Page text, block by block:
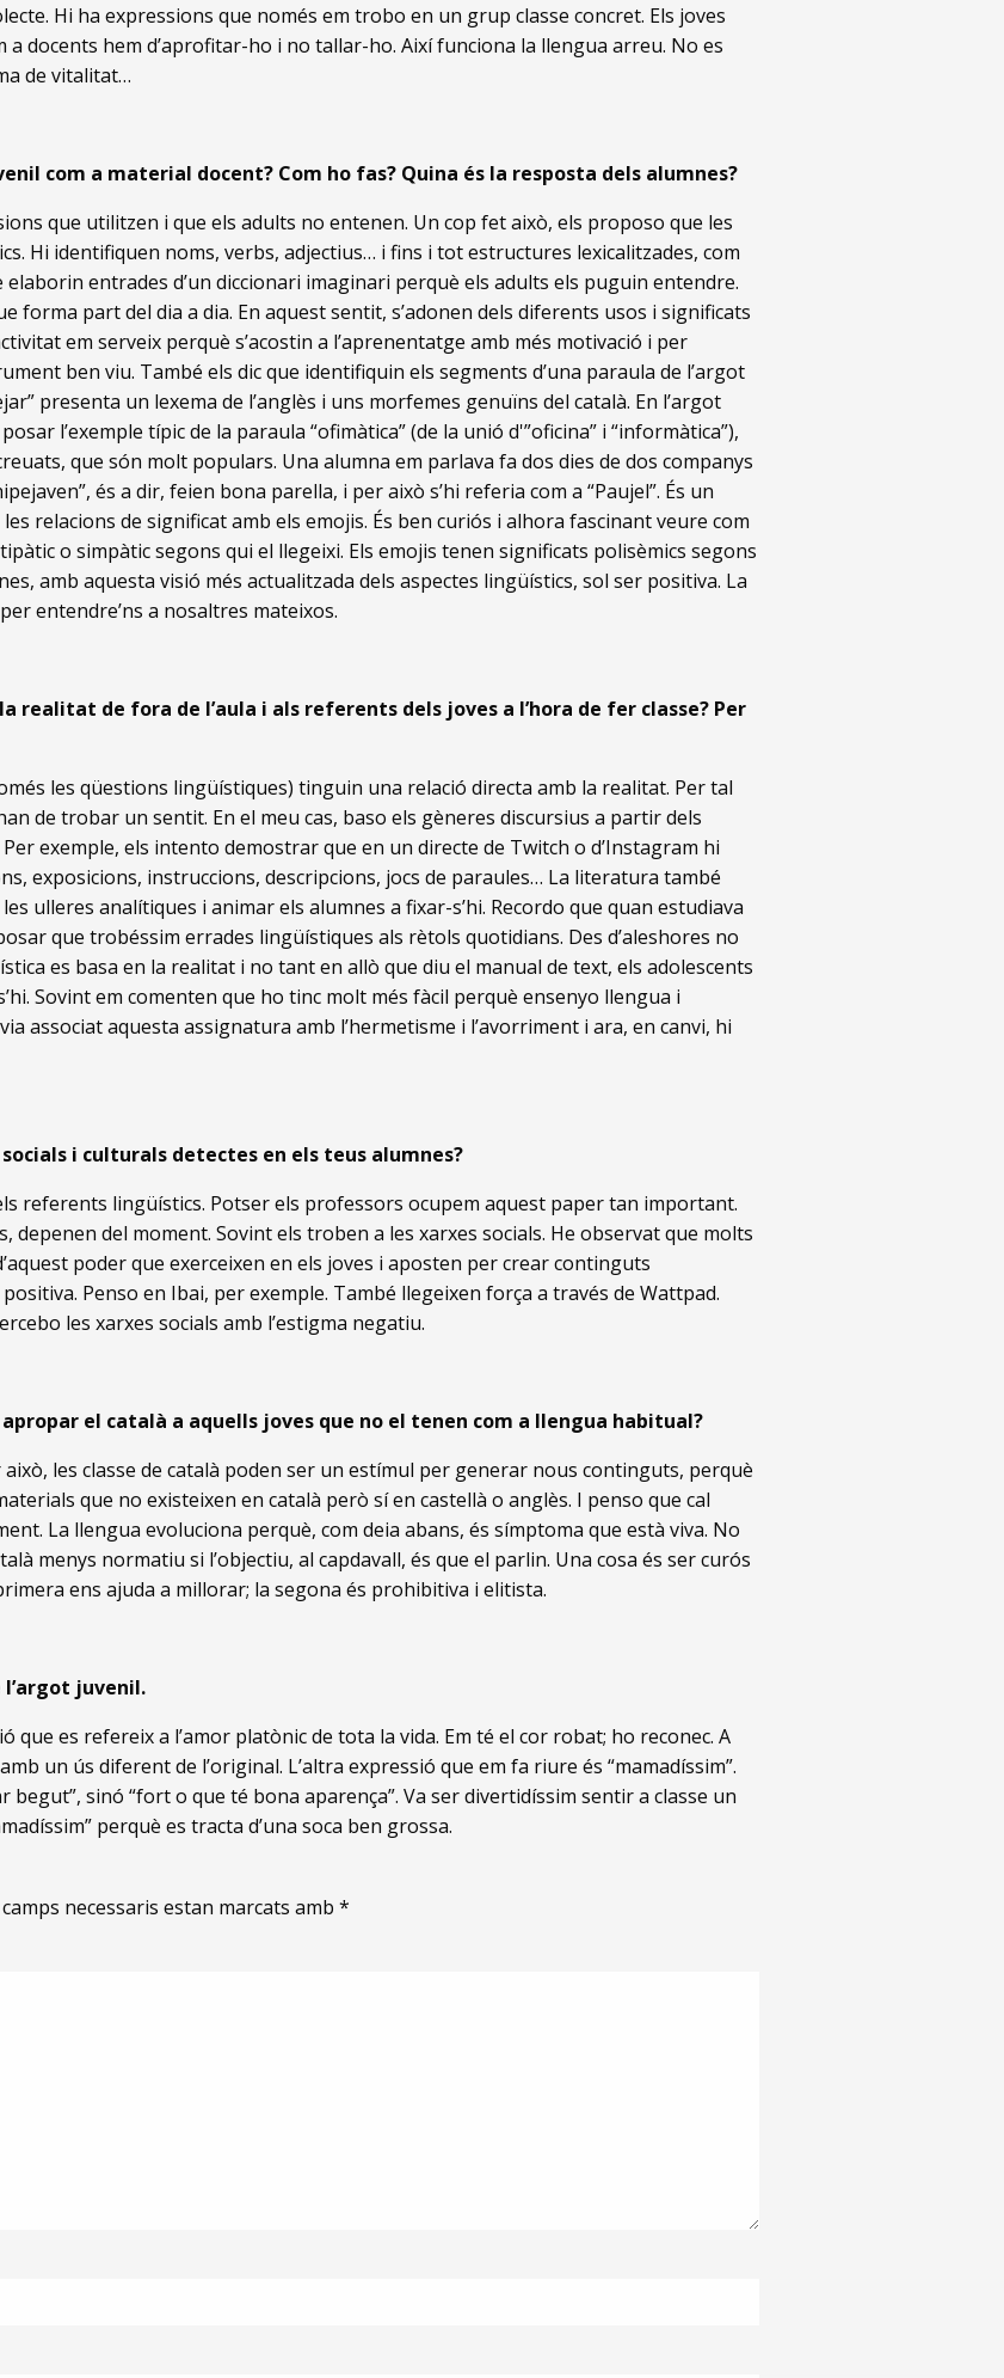
Hi ha expressions que només em trobo en un grup classe concret. Els joves
docents hem d’aprofitar-ho i no tallar-ho. Així funciona la llengua arreu. No es
de vitalitat…
com a material docent? Com ho fas? Quina és la resposta dels alumnes?
que utilitzen i que els adults no entenen. Un cop fet això, els proposo que les
Hi identifiquen noms, verbs, adjectius… i fins i tot estructures lexicalitzades, com
elaborin entrades d’un diccionari imaginari perquè els adults els puguin entendre.
forma part del dia a dia. En aquest sentit, s’adonen dels diferents usos i significats
em serveix perquè s’acostin a l’aprenentatge amb més motivació i per
ben viu. També els dic que identifiquin els segments d’una paraula de l’argot
presenta un lexema de l’anglès i uns morfemes genuïns del català. En l’argot
l’exemple típic de la paraula “ofimàtica” (de la unió d'”oficina” i “informàtica”),
que són molt populars. Una alumna em parlava fa dos dies de dos companys
és a dir, feien bona parella, i per això s’hi referia com a “Paujel”. És un
relacions de significat amb els emojis. És ben curiós i alhora fascinant veure com
o simpàtic segons qui el llegeixi. Els emojis tenen significats polisèmics segons
amb aquesta visió més actualitzada dels aspectes lingüístics, sol ser positiva. La
entendre’ns a nosaltres mateixos.
realitat de fora de l’aula i als referents dels joves a l’hora de fer classe? Per
les qüestions lingüístiques) tinguin una relació directa amb la realitat. Per tal
de trobar un sentit. En el meu cas, baso els gèneres discursius a partir dels
exemple, els intento demostrar que en un directe de Twitch o d’Instagram hi
exposicions, instruccions, descripcions, jocs de paraules… La literatura també
ulleres analítiques i animar els alumnes a fixar-s’hi. Recordo que quan estudiava
que trobéssim errades lingüístiques als rètols quotidians. Des d’aleshores no
es basa en la realitat i no tant en allò que diu el manual de text, els adolescents
Sovint em comenten que ho tinc molt més fàcil perquè ensenyo llengua i
associat aquesta assignatura amb l’hermetisme i l’avorriment i ara, en canvi, hi
i culturals detectes en els teus alumnes?
referents lingüístics. Potser els professors ocupem aquest paper tan important.
depenen del moment. Sovint els troben a les xarxes socials. He observat que molts
poder que exerceixen en els joves i aposten per crear continguts
Penso en Ibai, per exemple. També llegeixen força a través de Wattpad.
les xarxes socials amb l’estigma negatiu.
el català a aquells joves que no el tenen com a llengua habitual?
les classe de català poden ser un estímul per generar nous continguts, perquè
que no existeixen en català però sí en castellà o anglès. I penso que cal
La llengua evoluciona perquè, com deia abans, és símptoma que està viva. No
menys normatiu si l’objectiu, al capdavall, és que el parlin. Una cosa és ser curós
ens ajuda a millorar; la segona és prohibitiva i elitista.
l’argot juvenil.
que es refereix a l’amor platònic de tota la vida. Em té el cor robat; ho reconec. A
un ús diferent de l’original. L’altra expressió que em fa riure és “mamadíssim”.
begut”, sinó “fort o que té bona aparença”. Va ser divertidíssim sentir a classe un
perquè es tracta d’una soca ben grossa.
camps necessaris estan marcats amb *